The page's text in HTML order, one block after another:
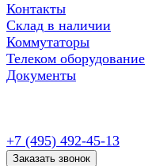
Контакты
Склад в наличии
Коммутаторы
Телеком оборудование
Документы
+7 (495) 492-45-13
Заказать звонок